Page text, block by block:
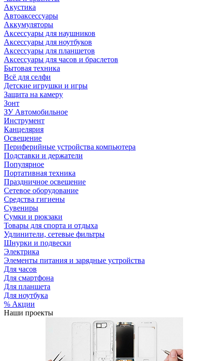
Акустика
Автоаксессуары
Аккумуляторы
Аксессуары для наушников
Аксессуары для ноутбуков
Аксессуары для планшетов
Аксессуары для часов и браслетов
Бытовая техника
Всё для селфи
Детские игрушки и игры
Защита на камеру
Зонт
ЗУ Автомобильное
Инструмент
Канцелярия
Освещение
Периферийные устройства компьютера
Подставки и держатели
Популярное
Портативная техника
Праздничное освещение
Сетевое оборудование
Средства гигиены
Сувениры
Сумки и рюкзаки
Товары для спорта и отдыха
Удлинители, сетевые фильтры
Шнурки и подвески
Электрика
Элементы питания и зарядные устройства
Для часов
Для смартфона
Для планшета
Для ноутбука
% Акции
Наши проекты